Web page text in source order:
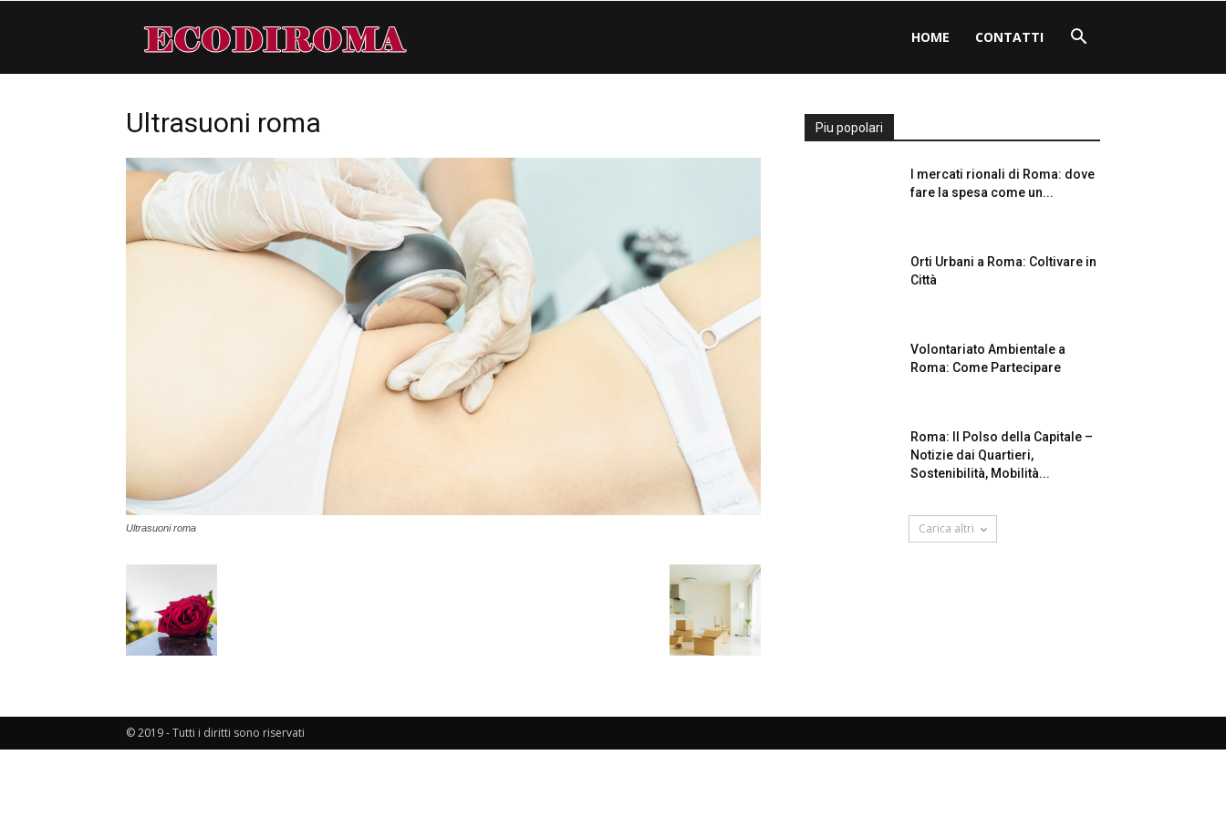
Roma
HOME CONTATTI
Ultrasuoni roma
Ultrasuoni roma
Piu popolari
I mercati rionali di Roma: dove
fare la spesa come un...
Orti Urbani a Roma: Coltivare in
Città
Volontariato Ambientale a
Roma: Come Partecipare
Roma: Il Polso della Capitale –
Notizie dai Quartieri,
Sostenibilità, Mobilità...
Carica altri
© 2019 - Tutti i diritti sono riservati